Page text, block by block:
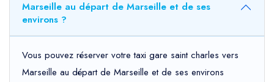
Marseille au départ de Marseille et de ses
environs ?
Vous pouvez réserver votre taxi gare saint charles vers
Marseille au départ de Marseille et de ses environs